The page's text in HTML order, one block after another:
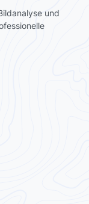
und